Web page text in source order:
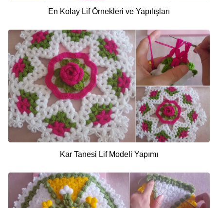
En Kolay Lif Örnekleri ve Yapılışları
Kar Tanesi Lif Modeli Yapımı